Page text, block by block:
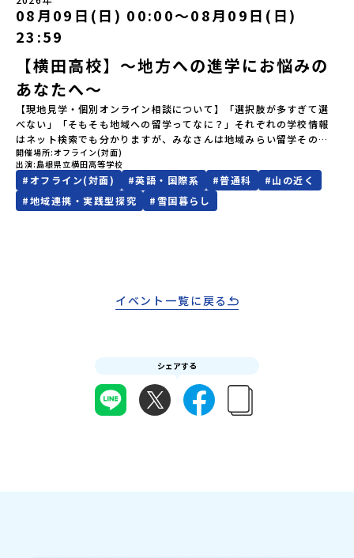
限りです。PC・スマートフォンからお申込ください。申込後の内容
変更はできません。お申込時は、メールアドレスの入力間違いにご
注意ください。・宿泊について１室に複数(同性2～4名程度)で宿泊
レルギー対応希望にはお応えしかねる場合がございます。対応が必
要な場合は必ず事前にご相談ください。・参加取消や急遽参加でき
なくなった場合について参加決定後の参加お取り消しはご遠慮下さ
い。やむを得ないお取り消しの場合はお早めに事務局までご連絡く
ださい。・キャンセルポリシーやむを得ない参加お取り消しの場
合、以下のルールに沿って対応させていただきます。ご了承くださ
い。プログラム開催日の前日＜8月2日＞から、【キャンセルのご連
絡日：お支払いいただく旅行代金】・21日目にあたる日以前：無
料・20日目-8日目：20％・7日目-2日目：30％・プログラム開始日
の前日：40％・プログラム開始日当日：50％・ご連絡無しでの不参
ム主催：一般財団法人地域・教育魅力化プラットフォーム＞「意志
徒一人ひとりの夢や価値観に合った地域・学校で1〜3年間過ごすこ
とができるシステム「地域みらい留学」をはじめとした、教育事業
や地域活性モデルをつくり続けています。名 称：一般財団法人地
域・教育魅力化プラットフォーム設 立：2017年3月代表者：岩本
介地域：鹿児島県出水市・出水工業高校/北海道標津町/岩手県八幡
平市/愛媛県鬼北町＊4つの地域のプログラムを1時間でぎゅっとお届
けします。お申し込み：https://c-mirai.jp/events/064069お気
軽にどうぞ！「はじめての一人旅だけど大丈夫？」「どんな体験が
できるの？」そんな保護者様の不安や、中学生のみなさんの素朴な
疑問にスタッフが直接お答えします。チャットでの質問も可能です
ので、ぜひご自宅からリラックスしてご参加ください。▼お申し込
み前に必ずご確認ください・参加規約への同意プログラムへの参加
申し込みいただく前に、「お申し込みに関する各規約」への同意が
必須となります。ご確認ください。・抽選による参加者決定につい
てお申込みいただいた方の中から抽選の上、締め切り日から1週間を
目途に、お申し込み時に記入いただいたメールアドレス宛に「当選
／落選メール」をお送りいたします。当選者は、メールに記載され
た「当選確認フォーム」に３日以内に回答いただき、確認フォーム
受信制限設定をしていると、通知メールをお受け取りいただけませ
ん。その場合は、「@miratabi.jp」からのメールを受信できるよう
さい。申込後の内容変更はできません。お申込時は、メールアドレ
スの入力間違いにご注意ください。・宿泊について１室に複数(同性
2～4名程度)で宿泊いただく予定です。・食事アレルギー対応につい
て個別の詳細なアレルギー対応希望にはお応えしかねる場合がござ
生活文化科のリアル※「この学科を選んだ理由」「地域活動でのエ
ピソード」「飯野高校での楽しい毎日」〇質問コーナー・個別相談
※チャットやマイクで、在校生や先生に気になるところを直接質問
できます！
08月09日(日) 00:00〜08月09日(日)
23:59
【横田高校】～地方への進学にお悩みの
あなたへ～
【現地見学・個別オンライン相談について】「選択肢が多すぎて選
べない」「そもそも地域への留学ってなに？」それぞれの学校情報
はネット検索でも分かりますが、みなさんは地域みらい留学そのも
のをイメージできていますか？地域みらい留学がスタートする前か
ら県外生を積極的に受け入れてきた横田高校。本校では、これまで
100名以上（毎年10名程度）の「みらい留学生」を受け入れてきま
した。そんな全国トップクラスの受け入れ実績校へ気軽に「今の気
持ち」を話してみませんか？横田高校は、（本校への進学希望でな
供も可能です。情報収集の一環としてご活用ください！
開催場所 オフライン(対面)
出演 島根県立横田高等学校
#オフライン(対面) #英語・国際系 #普通科 #山の近く
#地域連携・実践型探究 #雪国暮らし
イベント一覧に戻る
シェアする